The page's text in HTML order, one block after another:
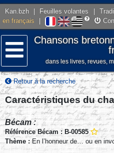
Kan.bzh Feuilles volantes
en français
Menu
Chansons
dans les livres, revues,
Retour à la recherche
Caractéristiques du
Bécam :
Référence Bécam : B-00585
Thème : En l’honneur de… ou en